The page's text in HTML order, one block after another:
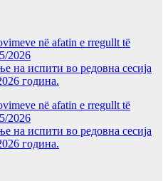
në afatin e rregullt të
2026
испити во редовна сесија
година.
në afatin e rregullt të
2026
испити во редовна сесија
година.